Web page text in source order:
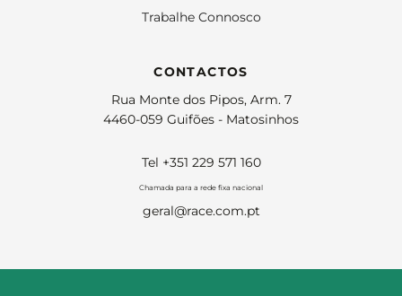
Trabalhe Connosco
CONTACTOS
Rua Monte dos Pipos, Arm. 7
4460-059 Guifões - Matosinhos
Tel +351 229 571 160
Chamada para a rede fixa nacional
geral@race.com.pt